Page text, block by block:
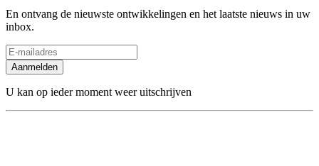
En ontvang de nieuwste ontwikkelingen en het laatste nieuws in uw
inbox.
Aanmelden
U kan op ieder moment weer uitschrijven